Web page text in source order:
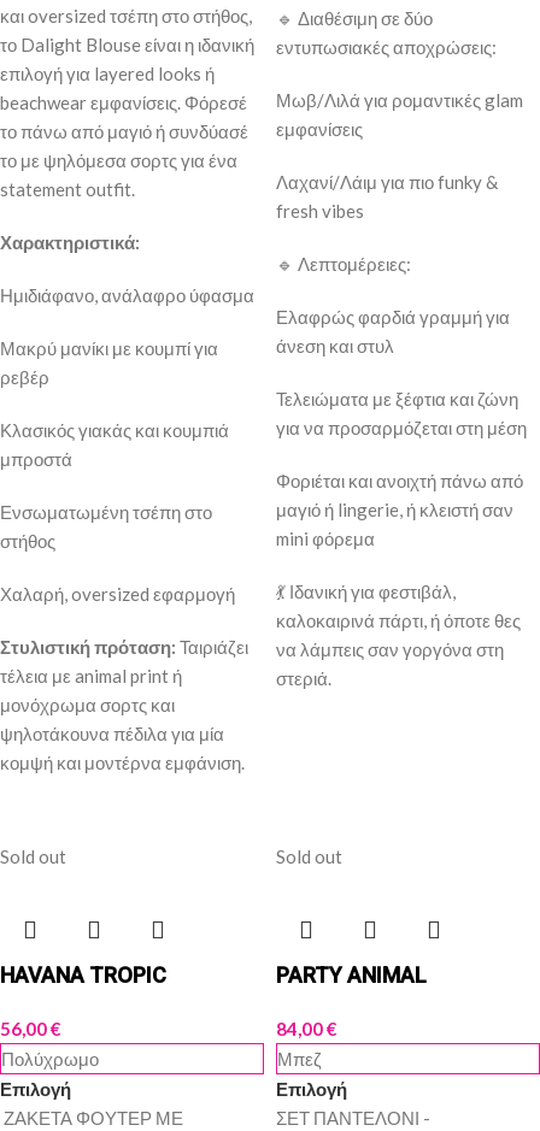
και oversized τσέπη στο στήθος,
το Dalight Blouse είναι η ιδανική
επιλογή για layered looks ή
beachwear εμφανίσεις. Φόρεσέ
το πάνω από μαγιό ή συνδύασέ
το με ψηλόμεσα σορτς για ένα
statement outfit.
Χαρακτηριστικά:
Ημιδιάφανο, ανάλαφρο ύφασμα
Μακρύ μανίκι με κουμπί για
ρεβέρ
Κλασικός γιακάς και κουμπιά
μπροστά
Ενσωματωμένη τσέπη στο
στήθος
Χαλαρή, oversized εφαρμογή
Στυλιστική πρόταση: Ταιριάζει
τέλεια με animal print ή
μονόχρωμα σορτς και
ψηλοτάκουνα πέδιλα για μία
κομψή και μοντέρνα εμφάνιση.
🔹 Διαθέσιμη σε δύο
εντυπωσιακές αποχρώσεις:
Μωβ/Λιλά για ρομαντικές glam
εμφανίσεις
Λαχανί/Λάιμ για πιο funky &
fresh vibes
🔹 Λεπτομέρειες:
Ελαφρώς φαρδιά γραμμή για
άνεση και στυλ
Τελειώματα με ξέφτια και ζώνη
για να προσαρμόζεται στη μέση
Φοριέται και ανοιχτή πάνω από
μαγιό ή lingerie, ή κλειστή σαν
mini φόρεμα
💃 Ιδανική για φεστιβάλ,
καλοκαιρινά πάρτι, ή όποτε θες
να λάμπεις σαν γοργόνα στη
στεριά.
Sold out
HAVANA TROPIC
56,00€
Πολύχρωμο
Επιλογή
ΖΑΚΕΤΑ ΦΟΥΤΕΡ ΜΕ
Sold out
PARTY ANIMAL
84,00€
Μπεζ
Επιλογή
ΣΕΤ ΠΑΝΤΕΛΟΝΙ -